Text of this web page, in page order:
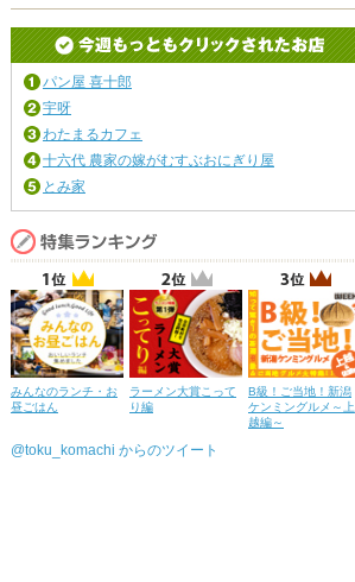
パン屋 喜十郎
宇呀
わたまるカフェ
十六代 農家の嫁がむすぶおにぎり屋
とみ家
みんなのランチ・お
昼ごはん
ラーメン大賞こって
り編
B級！ご当地！新潟
ケンミングルメ～上
越編～
@toku_komachi からのツイート